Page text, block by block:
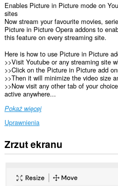
Enables Picture in Picture mode on
sites
Now stream your favourite movies,
Picture in Picture Opera addons to
this feature on every streaming site.
Here is how to use Picture in Picture
>>Visit Youtube or any streaming site
>>Click on the Picture in Picture add
>>Then it will minimize the video size
>>Now visit any other tab of your
active anywhere...
Pokaż więcej
Uprawnienia
To
rozszerzenie
dostęp
Zrzut ekranu